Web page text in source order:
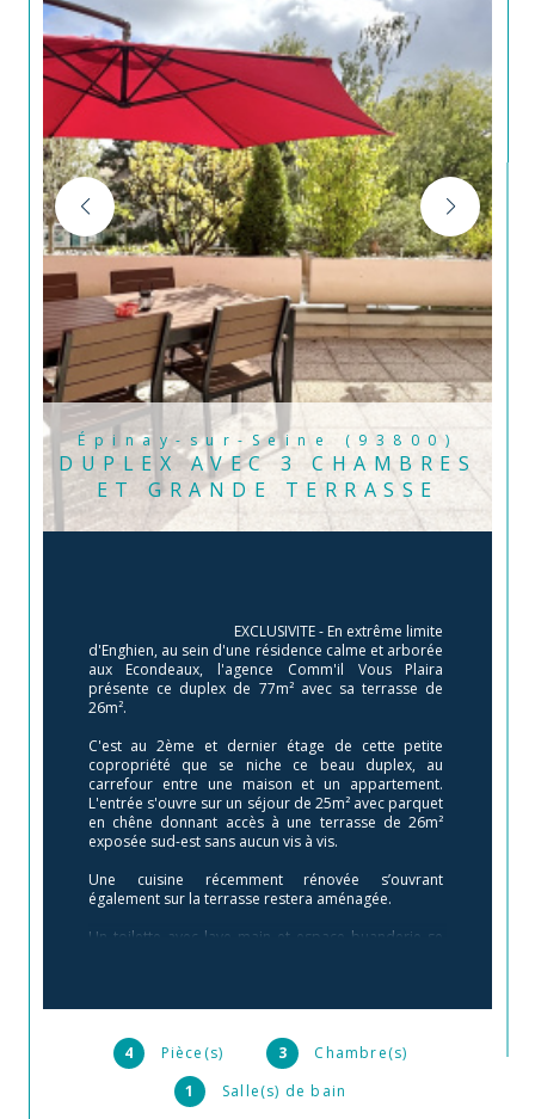
Épinay-sur-Seine (93800)
DUPLEX AVEC 3 CHAMBRES
ET GRANDE TERRASSE
4 Pièce(s) 3
Chambre(s)
1
Salle(s) de bain
d'Enghien, au sein d'une résidence calme et arborée
aux Econdeaux, l'agence Comm'il Vous Plaira
présente ce duplex de 77m² avec sa terrasse de
26m².
C'est au 2ème et dernier étage de cette petite
copropriété que se niche ce beau duplex, au
carrefour entre une maison et un appartement.
L'entrée s'ouvre sur un séjour de 25m² avec parquet
en chêne donnant accès à une terrasse de 26m²
exposée sud-est sans aucun vis à vis.
Une cuisine récemment rénovée s’ouvrant
également sur la terrasse restera aménagée.
Un toilette avec lave main et espace buanderie se
3ème chambre de 10m². Une salle de bain avec
S'ajoutent un cellier et une place de parking en sous-